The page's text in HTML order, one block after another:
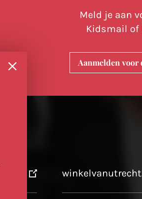
Meld je aan
Kidsmail of
Aanmelden